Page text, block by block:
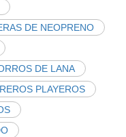
DE NEOPRENO
DE LANA
PLAYEROS